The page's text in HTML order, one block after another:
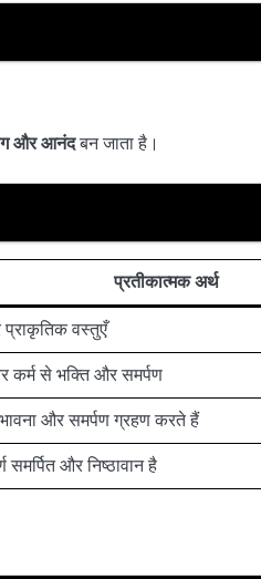
और आनंदबन जाता है।
प्रतीकात्मक अर्थ
वस्तुएँ
कर्म से भक्ति और समर्पण
और समर्पण ग्रहण करते हैं
समर्पित और निष्ठावान है